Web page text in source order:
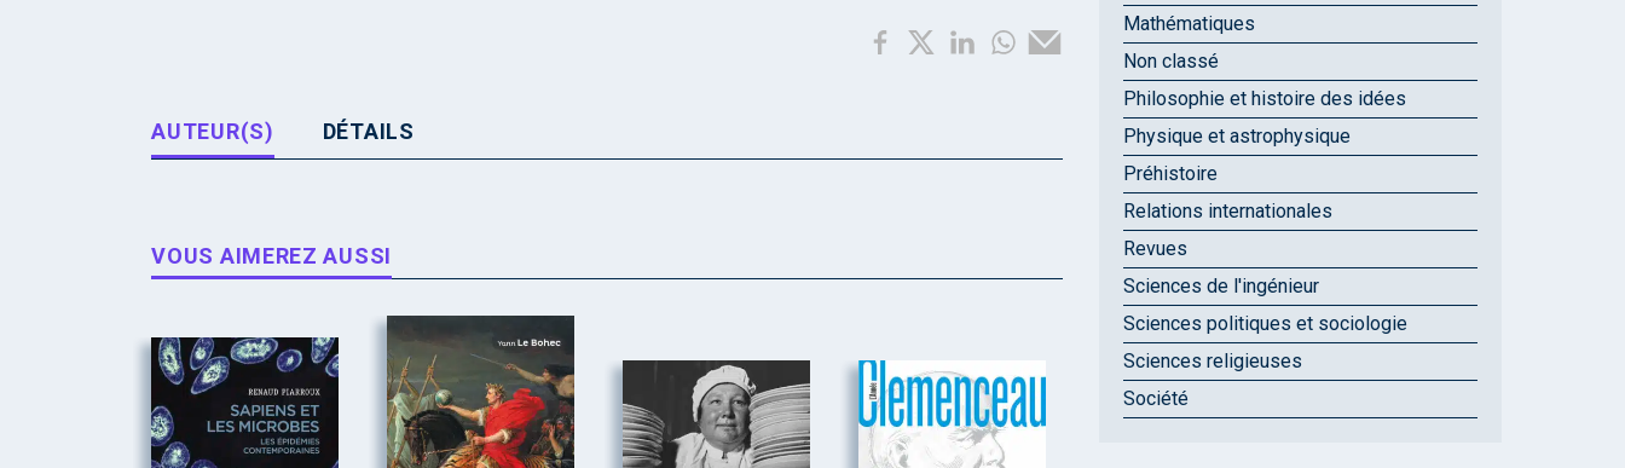
AUTEUR(S) DÉTAILS
VOUS AIMEREZ AUSSI
Mathématiques
Non classé
Philosophie et histoire des idées
Physique et astrophysique
Préhistoire
Relations internationales
Revues
Sciences de l'ingénieur
Sciences politiques et sociologie
Sciences religieuses
Société